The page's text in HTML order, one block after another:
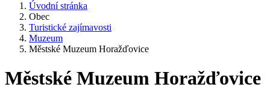
Úvodní stránka
Obec
Turistické zajímavosti
Muzeum
Městské Muzeum Horažďovice
Městské Muzeum Horažďovice